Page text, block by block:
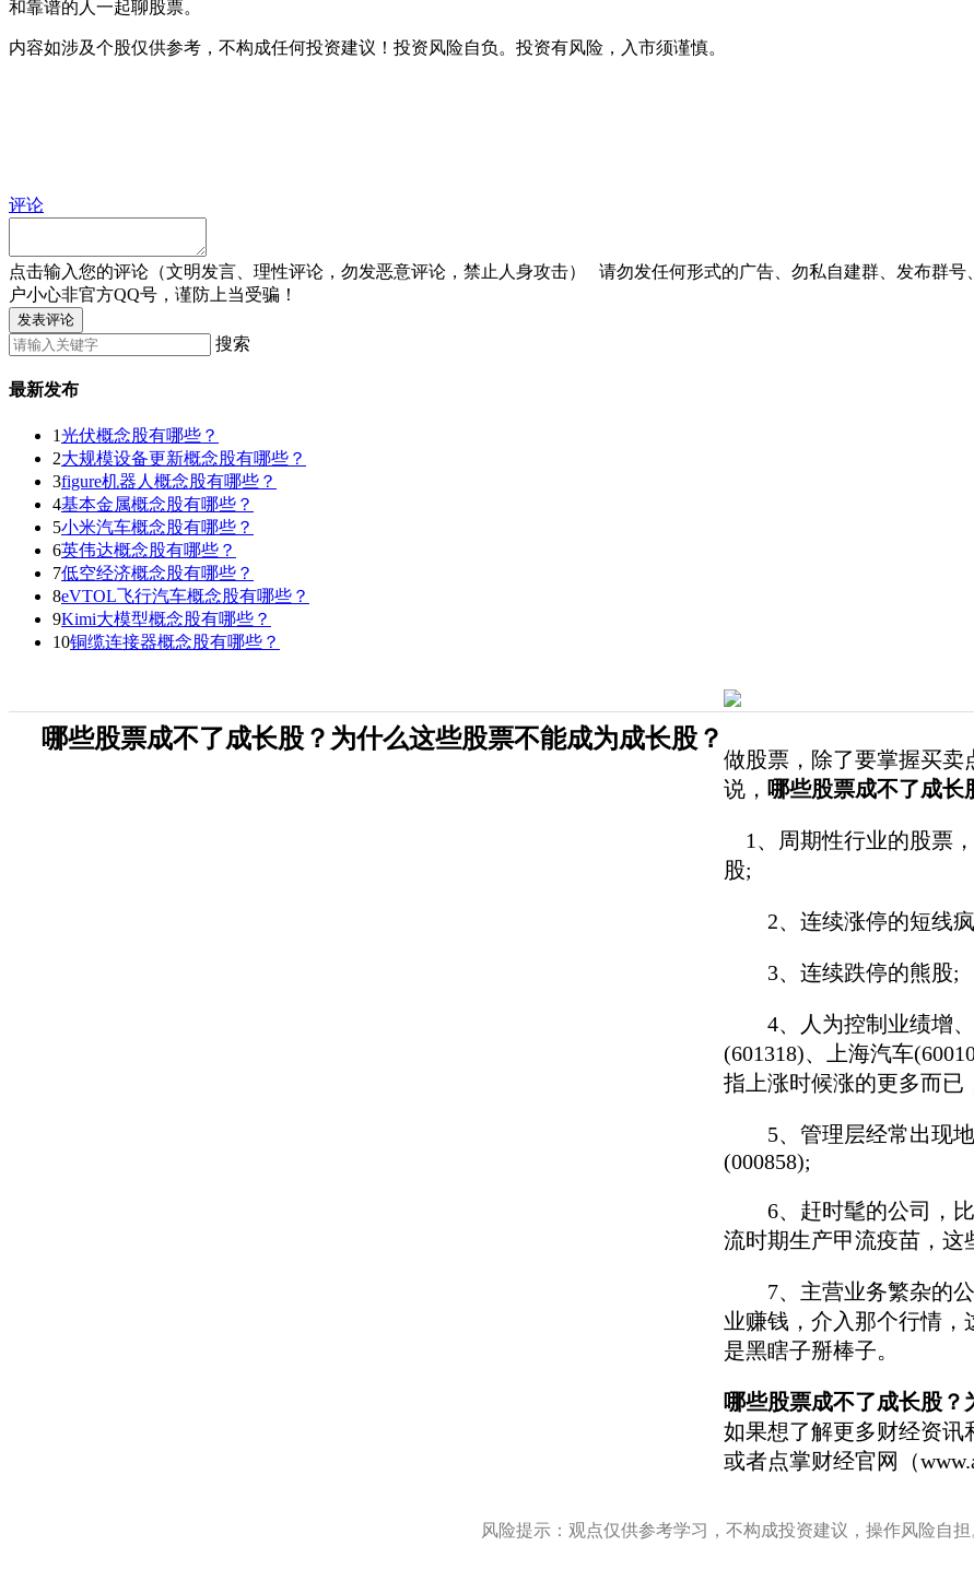
和靠谱的人一起聊股票。
内容如涉及个股仅供参考，不构成任何投资建议！投资风险自负。投资有风险，入市须谨慎。
评论
点击输入您的评论（文明发言、理性评论，勿发恶意评论，禁止人身攻击） 请勿发任何形式的广告、勿私自建群、发布群号
户小心非官方QQ号，谨防上当受骗！
发表评论
搜索
最新发布
1光伏概念股有哪些？
2大规模设备更新概念股有哪些？
3figure机器人概念股有哪些？
4基本金属概念股有哪些？
5小米汽车概念股有哪些？
6英伟达概念股有哪些？
7低空经济概念股有哪些？
8eVTOL飞行汽车概念股有哪些？
9Kimi大模型概念股有哪些？
10铜缆连接器概念股有哪些？
哪些股票成不了成长股？为什么这些股票不能成为成长股？
做股票，除了要掌握买卖
说， 哪些股票成不了成长
1、周期性行业的股票
股;
2、连续涨停的短线
3、连续跌停的熊股;
4、人为控制业绩增、
(601318)、上海汽车
指上涨时候涨的更多而已
5、管理层经常出现地
(000858);
6、赶时髦的公司，比
流时期生产甲流疫苗，这
7、主营业务繁杂的公
业赚钱，介入那个行情
是黑瞎子掰棒子。
哪些股票成不了成长股？
如果想了解更多财经资讯
或者点掌财经官网（
风险提示：观点仅供参考学习，不构成投资建议，操作风险自担